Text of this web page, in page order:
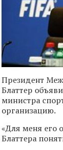
Президент
Блаттер
министра
организацию.
«Для меня его
Блаттера